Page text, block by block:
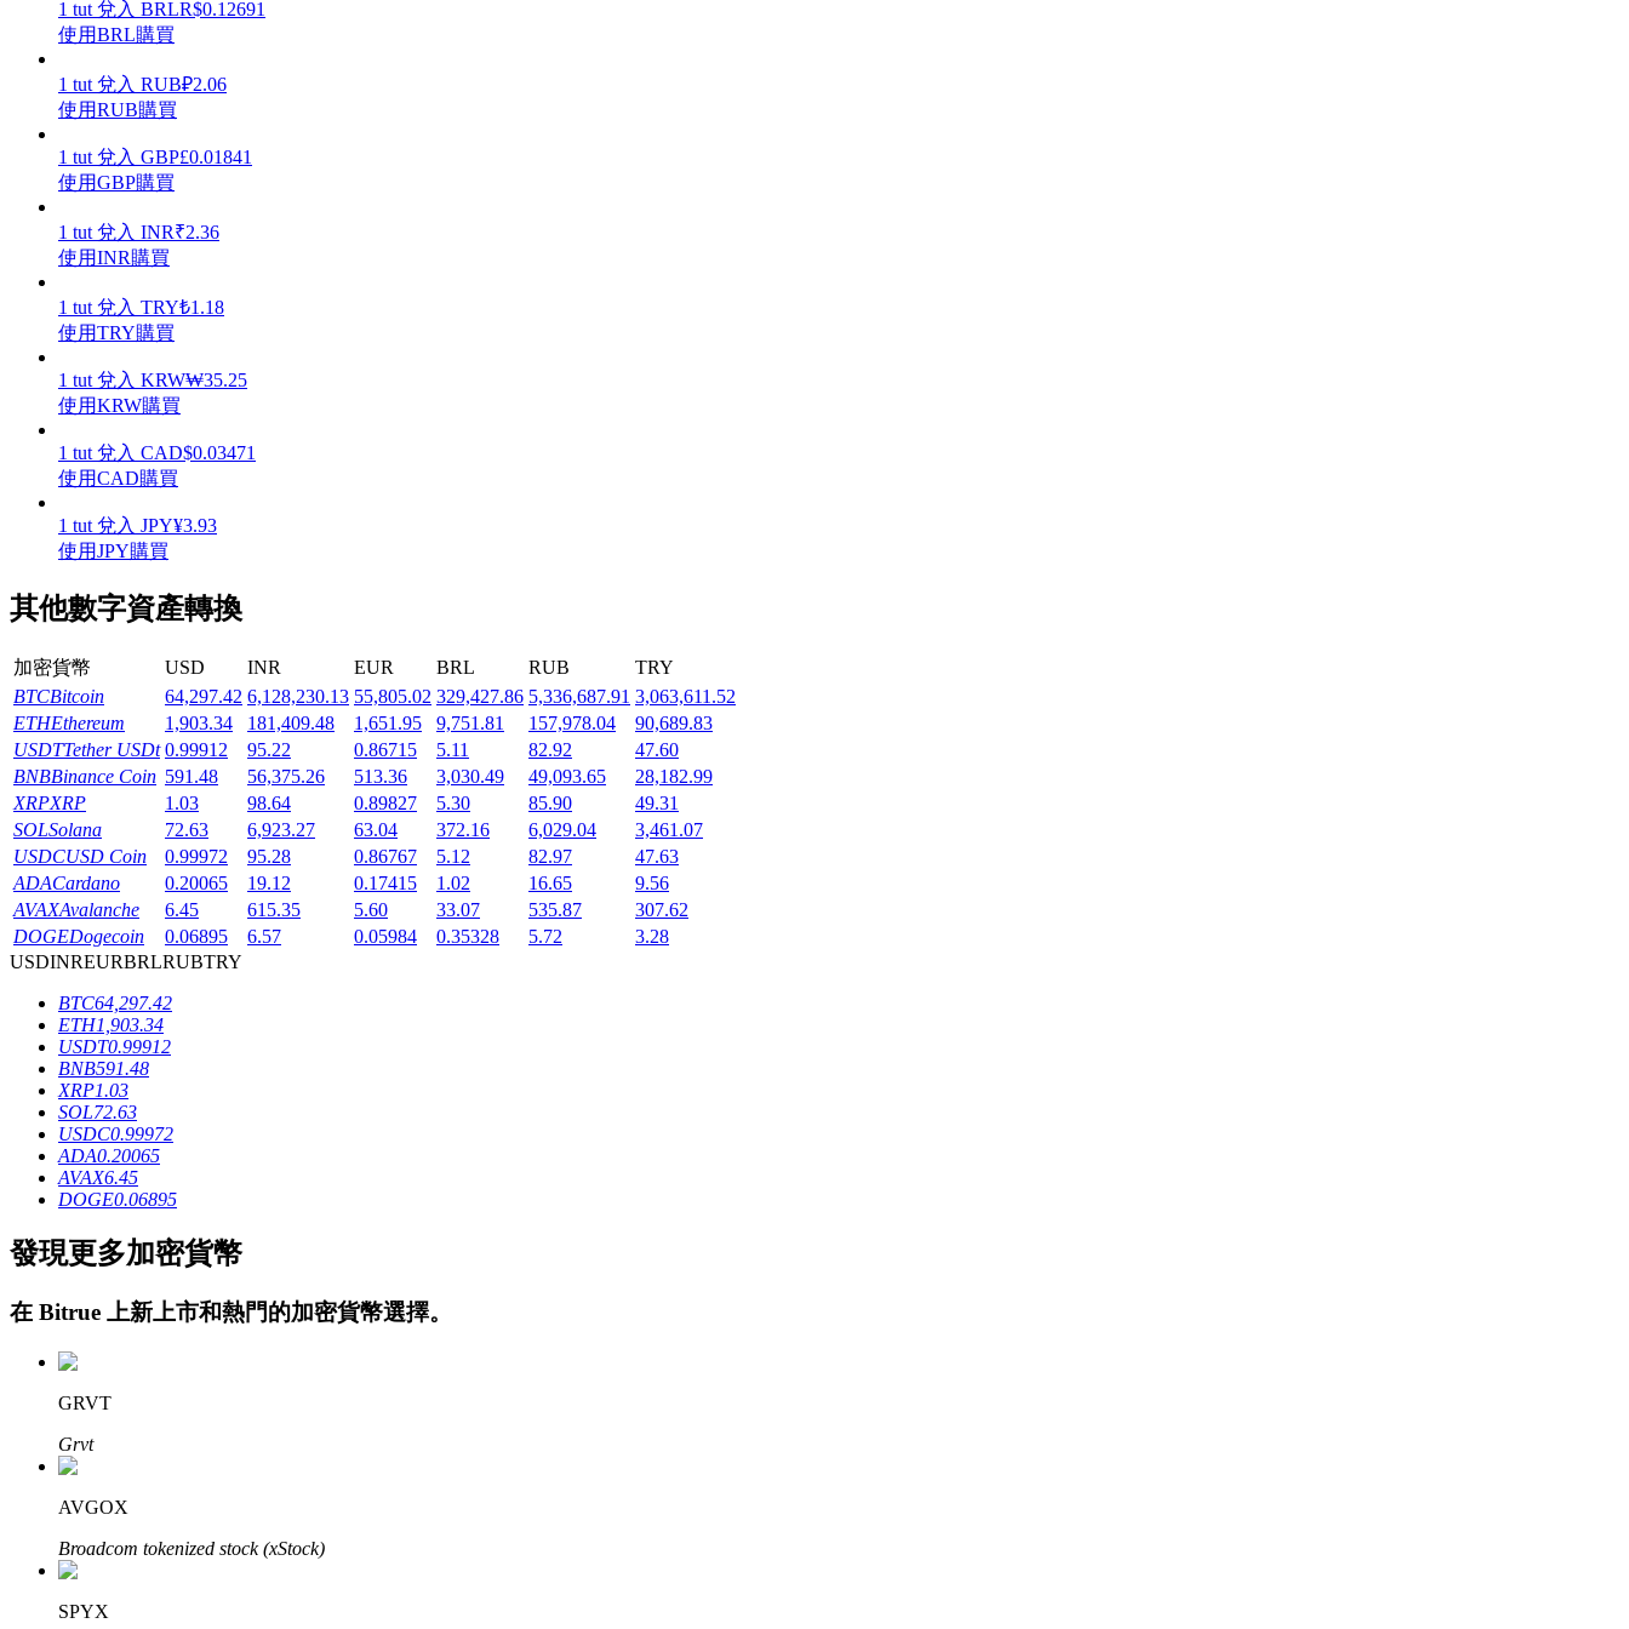
理財
增值寶
機槍池
一鍵質押鎖定高收益
Launchpool
活期質押獲得熱門資產
鎖倉BTR
輕鬆獲得多重福利
借貸寶
借貸數字貨幣，及時且安全的服務
1 tut 兌入 BRLR$0.12691
使用BRL購買
1 tut 兌入 RUB₽2.06
使用RUB購買
1 tut 兌入 GBP£0.01841
使用GBP購買
1 tut 兌入 INR₹2.36
使用INR購買
1 tut 兌入 TRY₺1.18
使用TRY購買
1 tut 兌入 KRW₩35.25
使用KRW購買
1 tut 兌入 CAD$0.03471
使用CAD購買
1 tut 兌入 JPY¥3.93
使用JPY購買
其他數字資產轉換
加密貨幣 USD INR EUR BRL RUB
TRY
BTCBitcoin 64,297.42 6,128,230.13 55,805.02 329,427.86 5,336,687.91 3,063,611.52
ETHEthereum 1,903.34 181,409.48 1,651.95 9,751.81 157,978.04
90,689.83
USDTTether USDt 0.99912 95.22 0.86715 5.11 82.92
47.60
BNBBinance Coin 591.48 56,375.26 513.36 3,030.49 49,093.65
28,182.99
XRPXRP 1.03 98.64 0.89827 5.30 85.90
49.31
SOLSolana 72.63 6,923.27 63.04 372.16 6,029.04
3,461.07
USDCUSD Coin 0.99972 95.28 0.86767 5.12 82.97
47.63
ADACardano 0.20065 19.12 0.17415 1.02 16.65
9.56
AVAXAvalanche 6.45 615.35 5.60 33.07 535.87
307.62
DOGEDogecoin 0.06895 6.57 0.05984 0.35328 5.72
3.28
USDINREURBRLRUBTRY
BTC64,297.42
ETH1,903.34
USDT0.99912
BNB591.48
XRP1.03
SOL72.63
USDC0.99972
ADA0.20065
AVAX6.45
DOGE0.06895
發現更多加密貨幣
在 Bitrue 上新上市和熱門的加密貨幣選擇。
GRVT
Grvt
AVGOX
Broadcom tokenized stock (xStock)
SPYX